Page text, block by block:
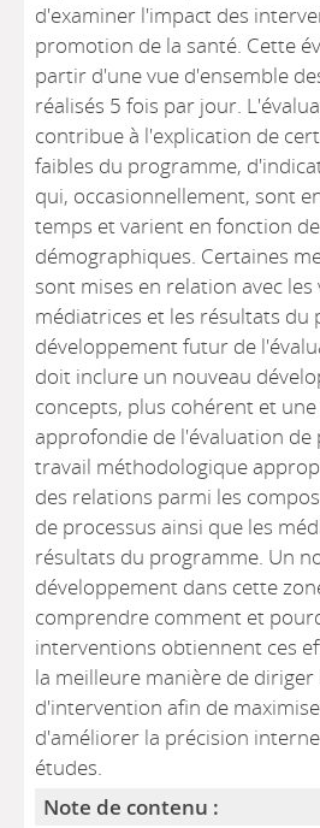
d'examiner l'impact des
promotion de la santé. Cette
partir d'une vue d'ensemble
réalisés 5 fois par jour.
contribue à l'explication de
faibles du programme,
qui, occasionnellement, sont
temps et varient en fonction
démographiques. Certaines
sont mises en relation avec les
médiatrices et les résultats du
développement futur de
doit inclure un nouveau
concepts, plus cohérent et
approfondie de l'évaluation de
travail méthodologique
des relations parmi les
de processus ainsi que les
résultats du programme. Un
développement dans cette
comprendre comment et
interventions obtiennent ces
la meilleure manière de
d'intervention afin de
d'améliorer la précision
études.
Note de contenu :